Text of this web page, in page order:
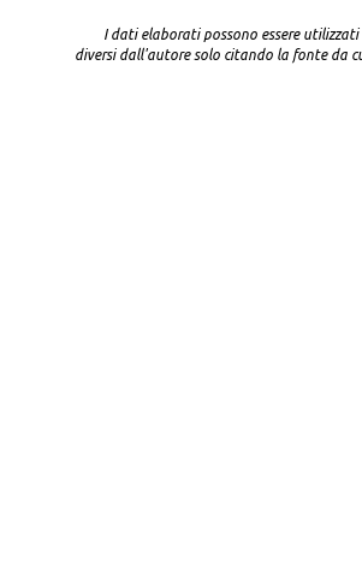
I dati elaborati possono essere
diversi dall'autore solo citando la fonte da